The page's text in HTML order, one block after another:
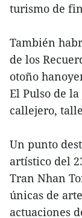
turismo de
También
de los
otoño
El Pulso de
callejero,
Un punto
artístico del
Tran Nhan
únicas de
actuaciones